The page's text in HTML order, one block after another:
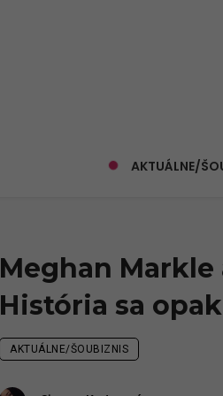
AKTUÁLNE/
Meghan
História sa
AKTUÁLNE/ŠOUBIZNIS